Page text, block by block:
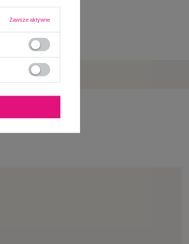
Zawsze aktywne